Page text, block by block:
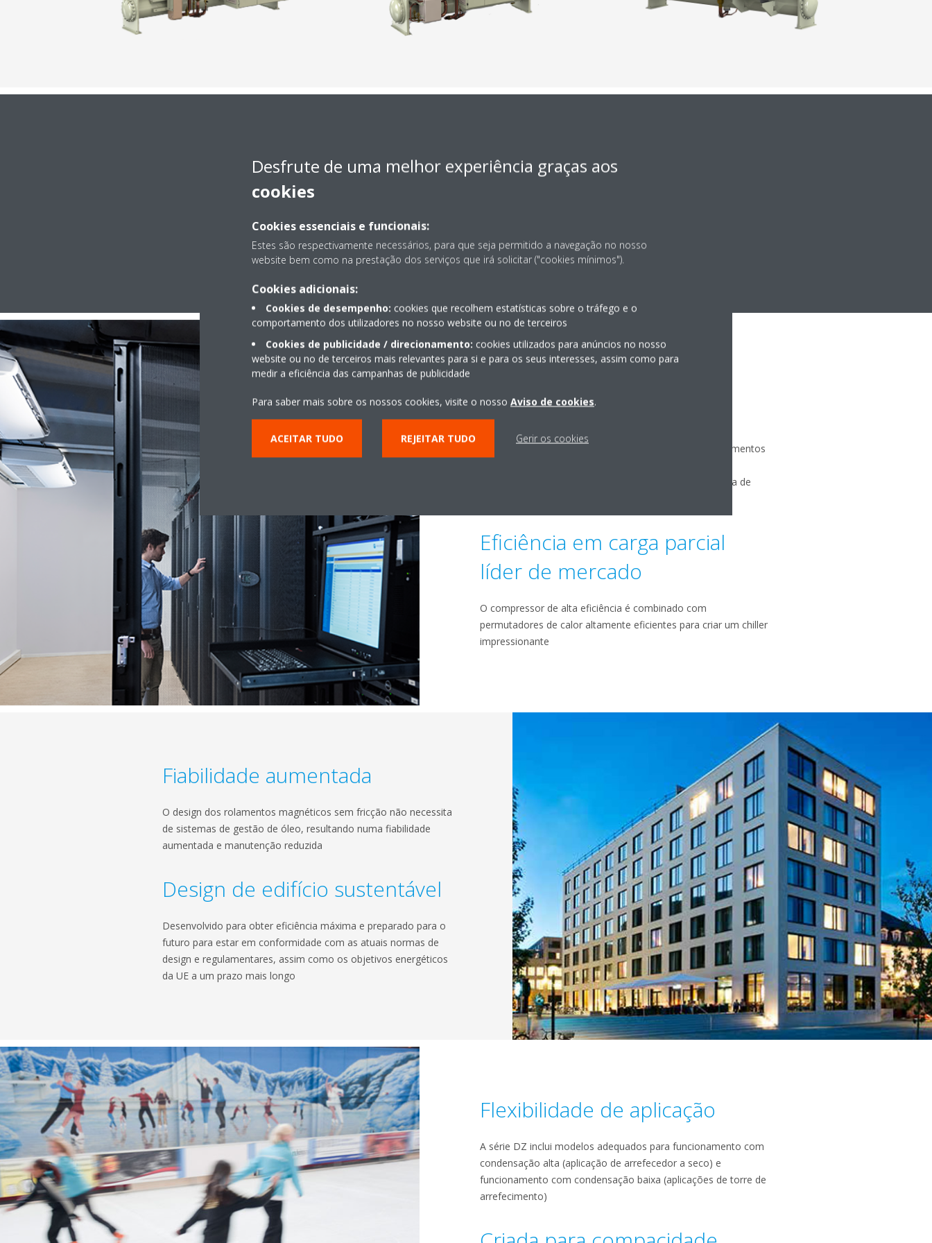
magnéticos
Instalado com compressores centrífugos utilizando rolamentos
comandos de frequência variável integrados e tecnologia de
Eficiência em carga parcial
líder de mercado
O compressor de alta eficiência é combinado com
permutadores de calor altamente eficientes para criar um chiller
impressionante
Fiabilidade aumentada
O design dos rolamentos magnéticos sem fricção não necessita
de sistemas de gestão de óleo, resultando numa fiabilidade
aumentada e manutenção reduzida
Design de edifício sustentável
Desenvolvido para obter eficiência máxima e preparado para o
futuro para estar em conformidade com as atuais normas de
design e regulamentares, assim como os objetivos energéticos
da UE a um prazo mais longo
Flexibilidade de aplicação
A série DZ inclui modelos adequados para funcionamento com
condensação alta (aplicação de arrefecedor a seco) e
funcionamento com condensação baixa (aplicações de torre de
arrefecimento)
Desfrute de uma melhor experiência graças aos
cookies
Cookies essenciais e funcionais:
Estes são respectivamente necessários, para que seja permitido a navegação no nosso
website bem como na prestação dos serviços que irá solicitar ("cookies mínimos").
Cookies adicionais:
Cookies de desempenho: cookies que recolhem estatísticas sobre o tráfego e o
comportamento dos utilizadores no nosso website ou no de terceiros
Cookies de publicidade / direcionamento: cookies utilizados para anúncios no nosso
website ou no de terceiros mais relevantes para si e para os seus interesses, assim como para
medir a eficiência das campanhas de publicidade
Para saber mais sobre os nossos cookies, visite o nosso Aviso de cookies.
ACEITAR TUDO REJEITAR TUDO Gerir os cookies